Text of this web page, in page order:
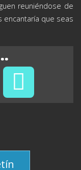
reuniéndose de
encantaría que seas